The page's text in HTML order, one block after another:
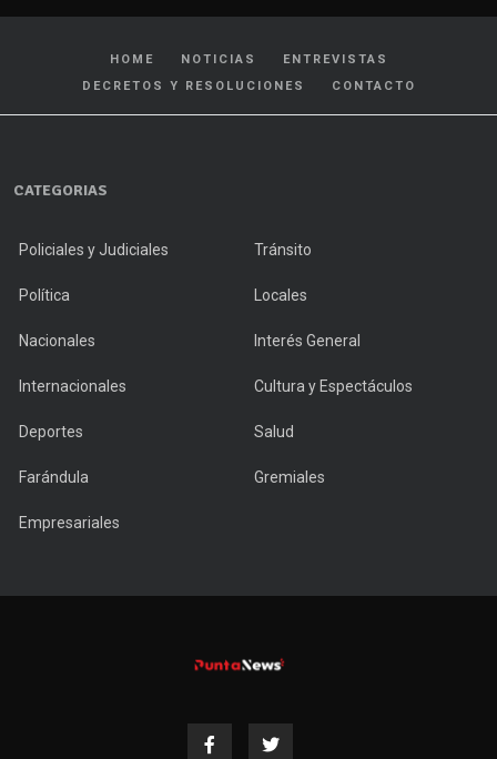
HOME NOTICIAS
ENTREVISTAS
DECRETOS Y RESOLUCIONES
CONTACTO
CATEGORIAS
Policiales y Judiciales Tránsito
Política Locales
Nacionales Interés General
Internacionales Cultura y Espectáculos
Deportes Salud
Farándula Gremiales
Empresariales